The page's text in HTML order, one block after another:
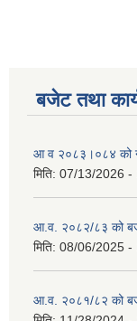
बजेट तथा
आ व २०८३।०८४ को
मिति: 07/13/2026 -
आ.व. २०८२/८३ को
मिति: 08/06/2025 -
आ.व. २०८१/८२ को